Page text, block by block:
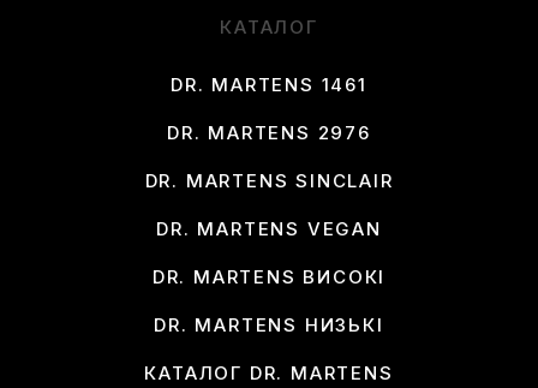
КАТАЛОГ
DR. MARTENS 1461
DR. MARTENS 2976
DR. MARTENS SINCLAIR
DR. MARTENS VEGAN
DR. MARTENS ВИСОКІ
DR. MARTENS НИЗЬКІ
КАТАЛОГ DR. MARTENS